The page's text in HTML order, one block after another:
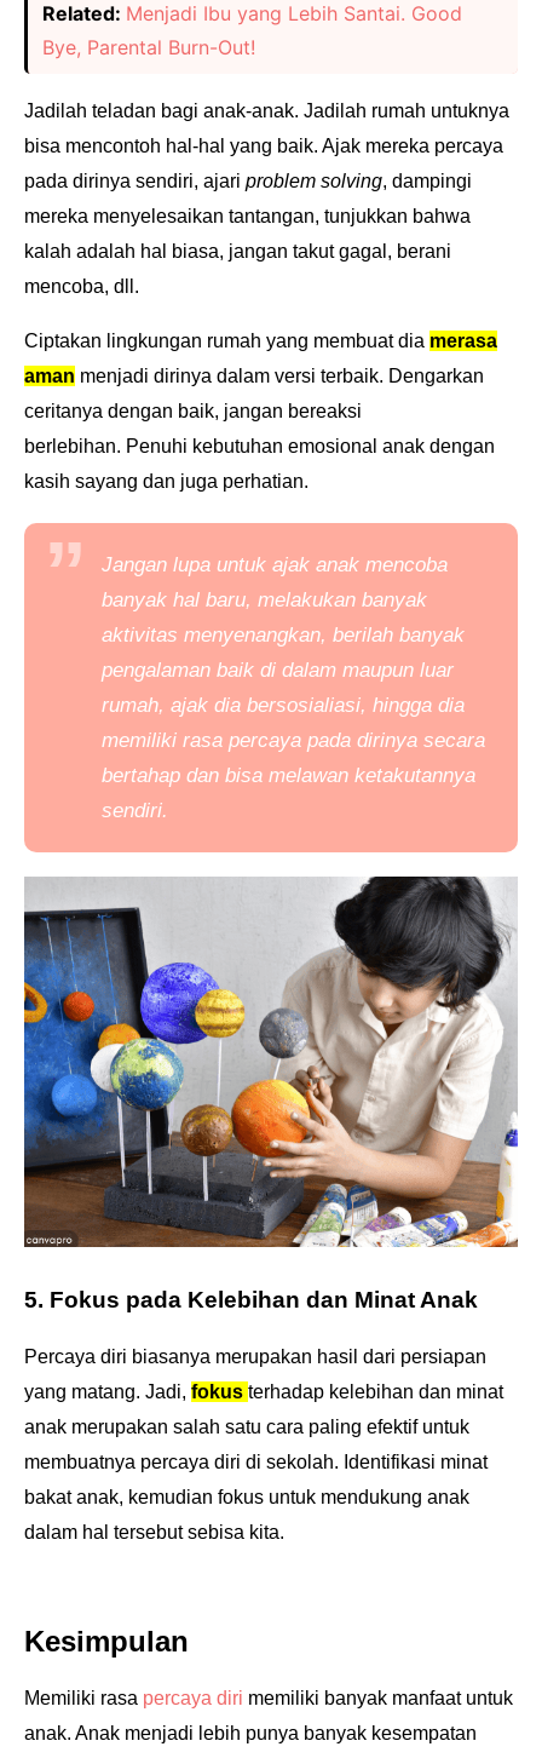
Related: Menjadi Ibu yang Lebih Santai. Good
Bye, Parental Burn-Out!
Jadilah teladan bagi anak-anak. Jadilah rumah untuknya
bisa mencontoh hal-hal yang baik. Ajak mereka percaya
pada dirinya sendiri, ajari problem solving, dampingi
mereka menyelesaikan tantangan, tunjukkan bahwa
kalah adalah hal biasa, jangan takut gagal, berani
mencoba, dll.
Ciptakan lingkungan rumah yang membuat dia merasa
aman menjadi dirinya dalam versi terbaik. Dengarkan
ceritanya dengan baik, jangan bereaksi
berlebihan. Penuhi kebutuhan emosional anak dengan
kasih sayang dan juga perhatian.
Jangan lupa untuk ajak anak mencoba
banyak hal baru, melakukan banyak
aktivitas menyenangkan, berilah banyak
pengalaman baik di dalam maupun luar
rumah, ajak dia bersosialiasi, hingga dia
memiliki rasa percaya pada dirinya secara
bertahap dan bisa melawan ketakutannya
sendiri.
5. Fokus pada Kelebihan dan Minat Anak
Percaya diri biasanya merupakan hasil dari persiapan
yang matang. Jadi, fokus terhadap kelebihan dan minat
anak merupakan salah satu cara paling efektif untuk
membuatnya percaya diri di sekolah. Identifikasi minat
bakat anak, kemudian fokus untuk mendukung anak
dalam hal tersebut sebisa kita.
Kesimpulan
Memiliki rasa percaya diri memiliki banyak manfaat untuk
anak. Anak menjadi lebih punya banyak kesempatan